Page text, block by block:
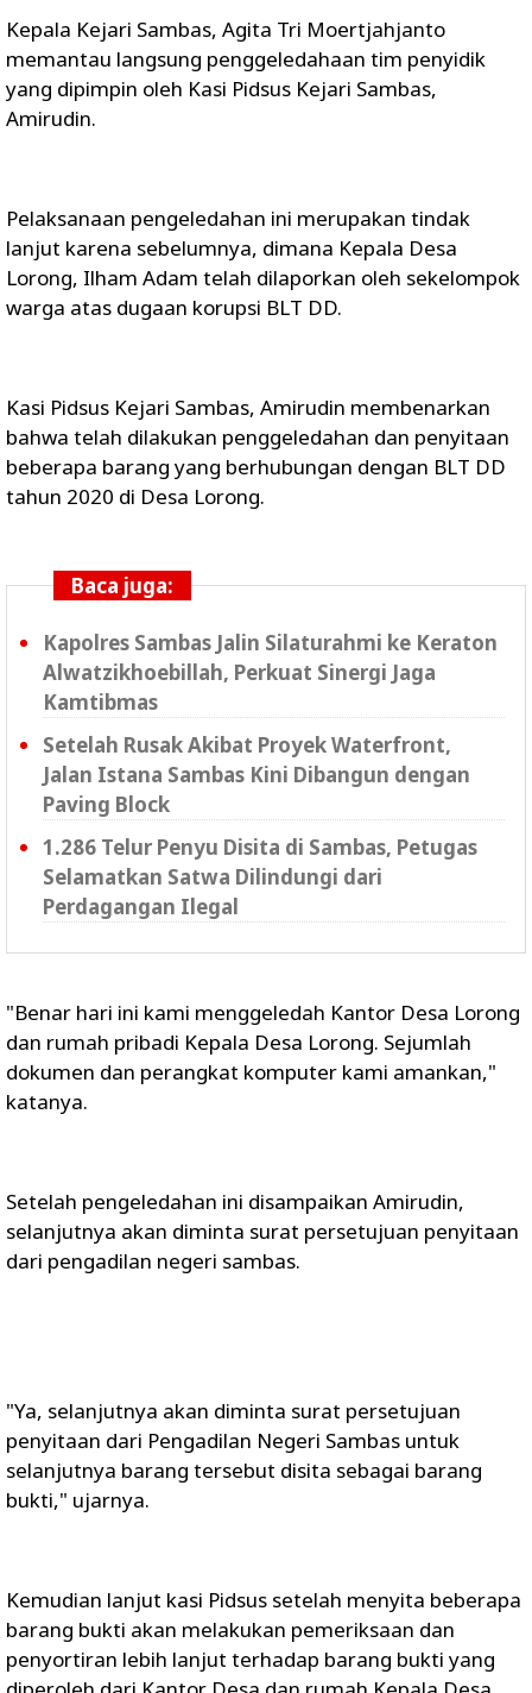
Kepala Kejari Sambas, Agita Tri Moertjahjanto
memantau langsung penggeledahaan tim penyidik
yang dipimpin oleh Kasi Pidsus Kejari Sambas,
Amirudin.
Pelaksanaan pengeledahan ini merupakan tindak
lanjut karena sebelumnya, dimana Kepala Desa
Lorong, Ilham Adam telah dilaporkan oleh sekelompok
warga atas dugaan korupsi BLT DD.
Kasi Pidsus Kejari Sambas, Amirudin membenarkan
bahwa telah dilakukan penggeledahan dan penyitaan
beberapa barang yang berhubungan dengan BLT DD
tahun 2020 di Desa Lorong.
Baca juga:
Kapolres Sambas Jalin Silaturahmi ke Keraton
Alwatzikhoebillah, Perkuat Sinergi Jaga
Kamtibmas
Setelah Rusak Akibat Proyek Waterfront,
Jalan Istana Sambas Kini Dibangun dengan
Paving Block
1.286 Telur Penyu Disita di Sambas, Petugas
Selamatkan Satwa Dilindungi dari
Perdagangan Ilegal
"Benar hari ini kami menggeledah Kantor Desa Lorong
dan rumah pribadi Kepala Desa Lorong. Sejumlah
dokumen dan perangkat komputer kami amankan,"
katanya.
Setelah pengeledahan ini disampaikan Amirudin,
selanjutnya akan diminta surat persetujuan penyitaan
dari pengadilan negeri sambas.
"Ya, selanjutnya akan diminta surat persetujuan
penyitaan dari Pengadilan Negeri Sambas untuk
selanjutnya barang tersebut disita sebagai barang
bukti," ujarnya.
Kemudian lanjut kasi Pidsus setelah menyita beberapa
barang bukti akan melakukan pemeriksaan dan
penyortiran lebih lanjut terhadap barang bukti yang